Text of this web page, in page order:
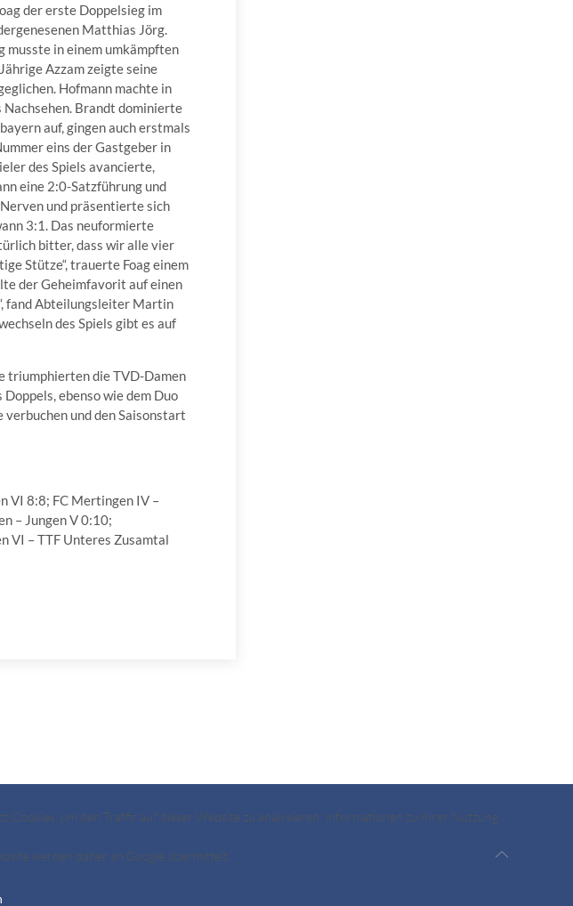
der erste Doppelsieg im
Matthias Jörg.
musste in einem umkämpften
Azzam zeigte seine
Hofmann machte in
Nachsehen. Brandt dominierte
auf, gingen auch erstmals
eins der Gastgeber in
des Spiels avancierte,
eine 2:0-Satzführung und
und präsentierte sich
3:1. Das neuformierte
bitter, dass wir alle vier
Stütze“, trauerte Foag einem
der Geheimfavorit auf einen
fand Abteilungsleiter Martin
des Spiels gibt es auf
triumphierten die TVD-Damen
ebenso wie dem Duo
verbuchen und den Saisonstart
VI 8:8; FC Mertingen IV –
– Jungen V 0:10;
VI – TTF Unteres Zusamtal
Cookies, um den Traffic auf dieser Website zu analysieren. Informationen zu Ihrer Nutzung
werden daher an Google übermittelt.